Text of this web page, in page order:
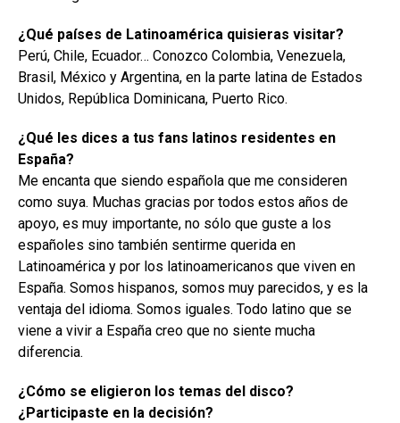
¿Qué países de Latinoamérica quisieras visitar?
Perú, Chile, Ecuador… Conozco Colombia, Venezuela,
Brasil, México y Argentina, en la parte latina de Estados
Unidos, República Dominicana, Puerto Rico.
¿Qué les dices a tus fans latinos residentes en
España?
Me encanta que siendo española que me consideren
como suya. Muchas gracias por todos estos años de
apoyo, es muy importante, no sólo que guste a los
españoles sino también sentirme querida en
Latinoamérica y por los latinoamericanos que viven en
España. Somos hispanos, somos muy parecidos, y es la
ventaja del idioma. Somos iguales. Todo latino que se
viene a vivir a España creo que no siente mucha
diferencia.
¿Cómo se eligieron los temas del disco?
¿Participaste en la decisión?